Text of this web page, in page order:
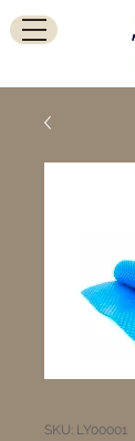
SKU: LY00001